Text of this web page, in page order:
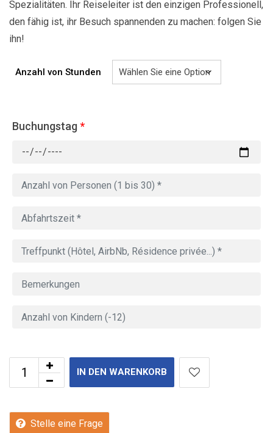
Spezialitäten. Ihr Reiseleiter ist den einzigen Professionell,
den fähig ist, ihr Besuch spannenden zu machen: folgen Sie
ihn!
Anzahl von Stunden
Buchungstag*
IN DEN WARENKORB
Stelle eine Frage